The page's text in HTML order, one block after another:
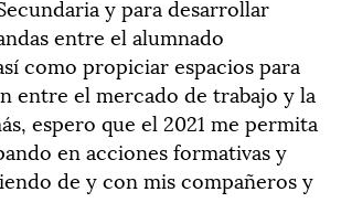
y para desarrollar
entre el alumnado
como propiciar espacios para
entre el mercado de trabajo y la
espero que el 2021 me permita
en acciones formativas y
de y con mis compañeros y